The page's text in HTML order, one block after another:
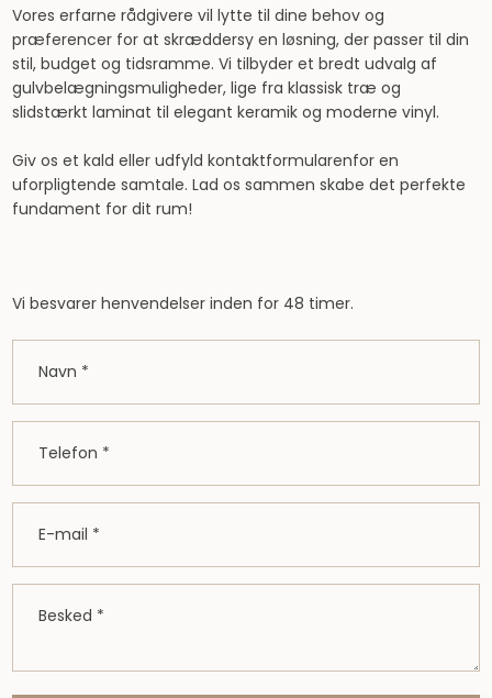
Vores erfarne rådgivere vil lytte til dine behov og
præferencer for at skræddersy en løsning, der passer til din
stil, budget og tidsramme. Vi tilbyder et bredt udvalg af
gulvbelægningsmuligheder, lige fra klassisk træ og
slidstærkt laminat til elegant keramik og moderne vinyl.
Giv os et kald eller udfyld kontaktformularenfor en
uforpligtende samtale. Lad os sammen skabe det perfekte
fundament for dit rum!
Vi besvarer henvendelser inden for 48 timer.​​